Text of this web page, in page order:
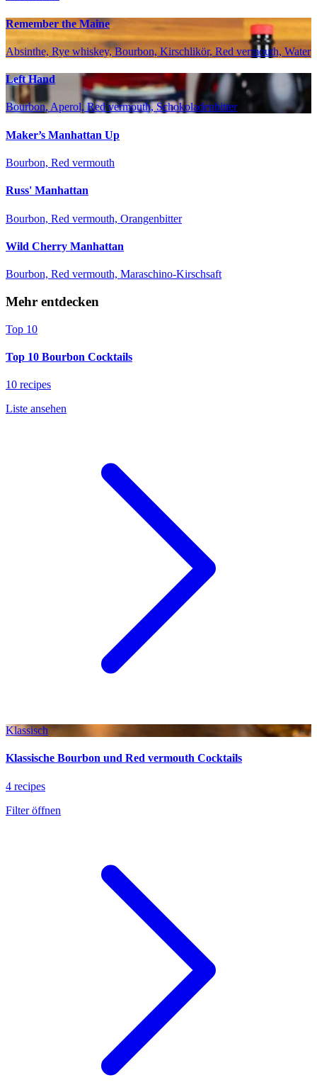
Remember the Maine
Absinthe, Rye whiskey, Bourbon, Kirschlikör, Red vermouth, Water
Left Hand
Bourbon, Aperol, Red vermouth, Schokoladenbitter
Maker’s Manhattan Up
Bourbon, Red vermouth
Russ' Manhattan
Bourbon, Red vermouth, Orangenbitter
Wild Cherry Manhattan
Bourbon, Red vermouth, Maraschino-Kirschsaft
Mehr entdecken
Top 10
Top 10 Bourbon Cocktails
10 recipes
Liste ansehen
Klassisch
Klassische Bourbon und Red vermouth Cocktails
4 recipes
Filter öffnen